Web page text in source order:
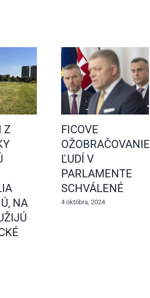
Z
NA
FICOVE
OŽOBRAČOVANIE
ĽUDÍ V
PARLAMENTE
SCHVÁLENÉ
4 októbra, 2024